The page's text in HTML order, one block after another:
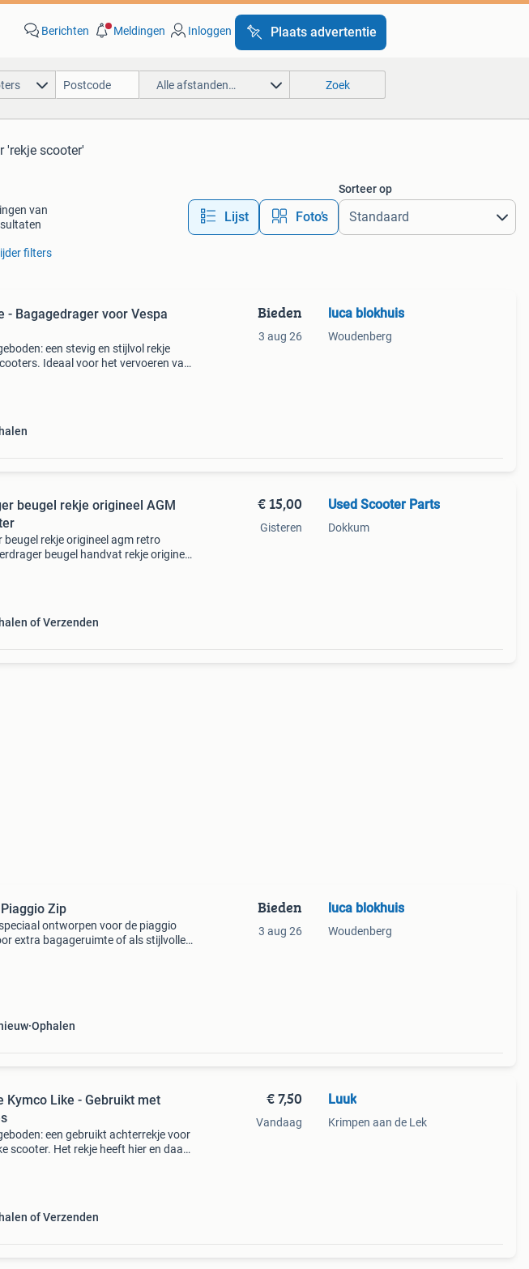
Berichten Meldingen Inloggen Plaats advertentie
Alle afstanden… Zoek
'rekje scooter'
van
Lijst Foto’s
Sorteer op
filters
- Bagagedrager voor Vespa
een stevig en stijlvol rekje
Ideaal voor het vervoeren van
Bieden
3 aug 26
luca blokhuis
Woudenberg
beugel rekje origineel AGM
beugel rekje origineel agm retro
beugel handvat rekje origineel
of Verzenden
€ 15,00
Gisteren
Used Scooter Parts
Dokkum
Zip
ontworpen voor de piaggio
extra bagageruimte of als stijlvolle
Ophalen
Bieden
3 aug 26
luca blokhuis
Woudenberg
Kymco Like - Gebruikt met
een gebruikt achterrekje voor
scooter. Het rekje heeft hier en daar
of Verzenden
€ 7,50
Vandaag
Luuk
Krimpen aan de Lek